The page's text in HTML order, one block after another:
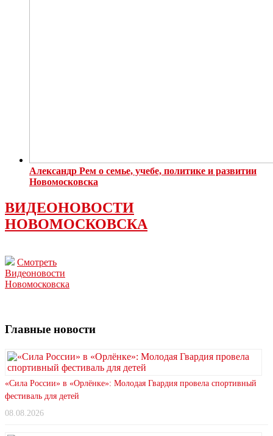
Александр Рем о семье, учебе, политике и развитии
Новомосковска
ВИДЕОНОВОСТИ
НОВОМОСКОВСКА
Смотреть
Видеоновости
Новомосковска
Главные новости
«Сила России» в «Орлёнке»: Молодая Гвардия провела спортивный
фестиваль для детей
08.08.2026